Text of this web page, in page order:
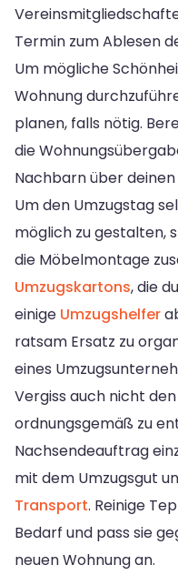
Termin zum Ablesen
Um mögliche
Wohnung
planen, falls nötig.
die
Nachbarn über deinen
Um den Umzugstag
möglich zu gestalten,
die Möbelmontage
Umzugskartons, die
einige Umzugshelfer
ratsam Ersatz zu
eines
Vergiss auch nicht
ordnungsgemäß zu
Nachsendeauftrag
mit dem Umzugsgut
Transport. Reinige
Bedarf und pass sie
neuen Wohnung an.